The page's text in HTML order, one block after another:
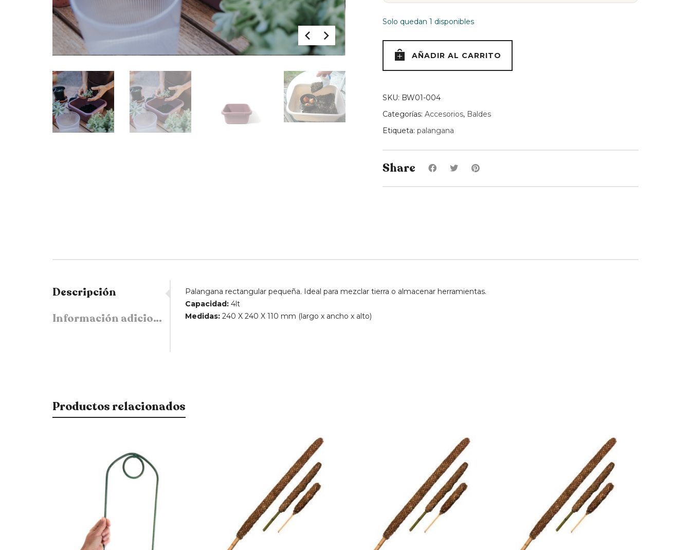
Solo quedan 1 disponibles
AÑADIR AL CARRITO
SKU: BW01-004
Categorías: Accesorios, Baldes
Etiqueta: palangana
Share
Descripción
Información adicional
Palangana rectangular pequeña. Ideal para mezclar tierra o almacenar herramientas.
Capacidad: 4lt
Medidas: 240 X 240 X 110 mm (largo x ancho x alto)
Productos relacionados